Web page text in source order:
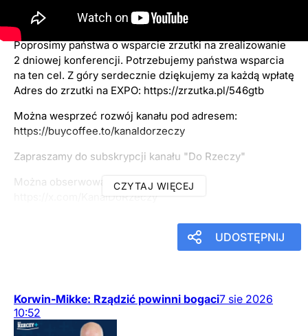
września 19:00
Poprosimy państwa o wsparcie zrzutki na zrealizowanie
2 dniowej konferencji. Potrzebujemy państwa wsparcia
na ten cel. Z góry serdecznie dziękujemy za każdą wpłatę
Adres do zrzutki na EXPO: https://zrzutka.pl/546gtb
Można wesprzeć rozwój kanału pod adresem:
https://buycoffee.to/kanaldorzeczy
Zapraszamy do subskrypcji kanału "Do Rzeczy"
Można obserwować nas na X:
https://x.com/KanalDoRzeczy
CZYTAJ WIĘCEJ
UDOSTĘPNIJ
Korwin-Mikke: Rządzić powinni bogaci7 sie 2026
10:52